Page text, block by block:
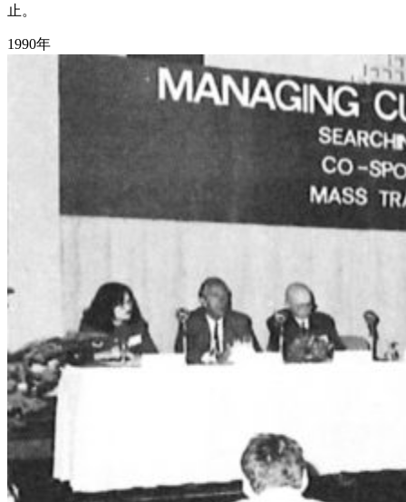
止。
1990年